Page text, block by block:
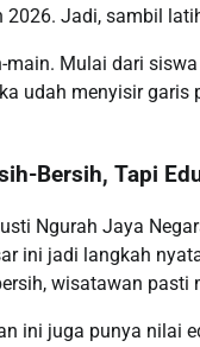
2026. Jadi, sambil
main. Mulai dari
udah menyisir
Bersih, Tapi
Ngurah Jaya
ini jadi langkah
wisatawan
ini juga punya nilai